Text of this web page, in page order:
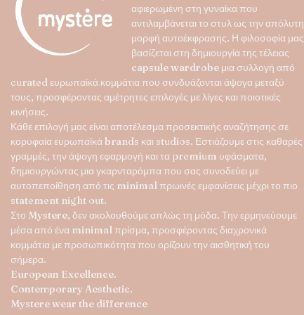
μπορούν
επιλεγούν
σελίδα
του
αφιερωμένη στη γυναίκα που
αντιλαμβάνεται το στυλ ως την απόλυτη
μορφή αυτοέκφρασης. Η φιλοσοφία μας
βασίζεται στη δημιουργία της τέλειας
capsule wardrobe μια συλλογή από
curated ευρωπαϊκά κομμάτια που συνδυάζονται άψογα μεταξύ
τους, προσφέροντας αμέτρητες επιλογές με λίγες και ποιοτικές
κινήσεις.
Κάθε επιλογή μας είναι αποτέλεσμα προσεκτικής αναζήτησης σε
κορυφαία ευρωπαϊκά brands και studios. Εστιάζουμε στις καθαρές
γραμμές, την άψογη εφαρμογή και τα premium υφάσματα,
δημιουργώντας μια γκαρνταρόμπα που σας συνοδεύει με
αυτοπεποίθηση από τις minimal πρωινές εμφανίσεις μέχρι το πιο
statement night out.
Στο Mystere, δεν ακολουθούμε απλώς τη μόδα. Την ερμηνεύουμε
μέσα από ένα minimal πρίσμα, προσφέροντας διαχρονικά
κομμάτια με προσωπικότητα που ορίζουν την αισθητική του
σήμερα.
European Excellence.
Contemporary Aesthetic.
Mystere wear the difference